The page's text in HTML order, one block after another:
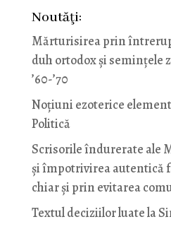
Noutăţi:
Mărturisirea prin
duh ortodox și semințele
’60-’70
Noţiuni ezoterice
Politică
Scrisorile îndurerate ale
și împotrivirea autentică
chiar și prin evitarea
Textul deciziilor luate la